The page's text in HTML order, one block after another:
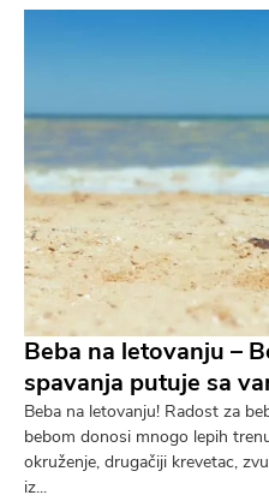
Beba na letovanju –
spavanja putuje sa
Beba na letovanju! Radost za
bebom donosi mnogo lepih
okruženje, drugačiji krevetac,
iz...